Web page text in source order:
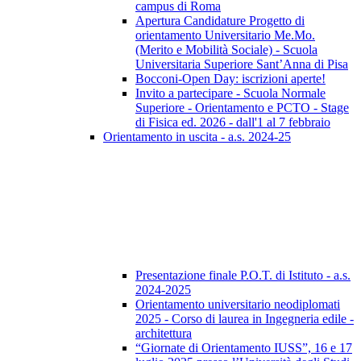
campus di Roma
Apertura Candidature Progetto di
orientamento Universitario Me.Mo.
(Merito e Mobilità Sociale) - Scuola
Universitaria Superiore Sant’Anna di Pisa
Bocconi-Open Day: iscrizioni aperte!
Invito a partecipare - Scuola Normale
Superiore - Orientamento e PCTO - Stage
di Fisica ed. 2026 - dall'1 al 7 febbraio
Orientamento in uscita - a.s. 2024-25
Presentazione finale P.O.T. di Istituto - a.s.
2024-2025
Orientamento universitario neodiplomati
2025 - Corso di laurea in Ingegneria edile -
architettura
“Giornate di Orientamento IUSS”, 16 e 17